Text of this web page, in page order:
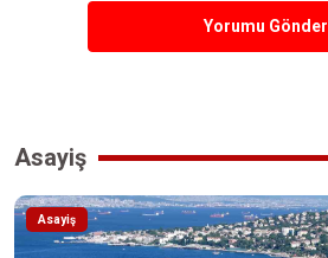
Yorumu Gönder
Asayiş
Asayiş